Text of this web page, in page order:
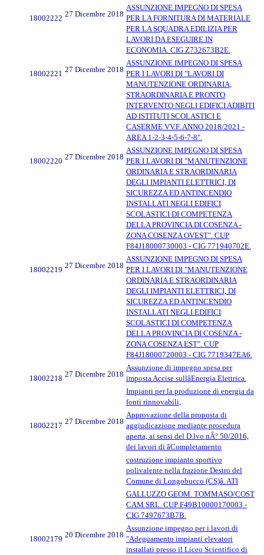
18002222 27 Dicembre 2018
ASSUNZIONE IMPEGNO DI SPESA
PER LA FORNITURA DI MATERIALE
PER LA SQUADRA EDILIZIA PER
LAVORI DA ESEGUIRE IN
ECONOMIA. CIG Z732673B2E.
18002221 27 Dicembre 2018
ASSUNZIONE IMPEGNO DI SPESA
PER I LAVORI DI "LAVORI DI
MANUTENZIONE ORDINARIA,
STRAORDINARIA E PRONTO
INTERVENTO NEGLI EDIFICI ADIBITI
AD ISTITUTI SCOLASTICI E
CASERME VV.F. ANNO 2018/2021 -
AREA 1-2-3-4-5-6-7-8".
18002220 27 Dicembre 2018
ASSUNZIONE IMPEGNO DI SPESA
PER I LAVORI DI "MANUTENZIONE
ORDINARIA E STRAORDINARIA
DEGLI IMPIANTI ELETTRICI, DI
SICUREZZA ED ANTINCENDIO
INSTALLATI NEGLI EDIFICI
SCOLASTICI DI COMPETENZA
DELLA PROVINCIA DI COSENZA -
ZONA COSENZA OVEST". CUP
F84J18000730003 - CIG 771940702E.
18002219 27 Dicembre 2018
ASSUNZIONE IMPEGNO DI SPESA
PER I LAVORI DI "MANUTENZIONE
ORDINARIA E STRAORDINARIA
DEGLI IMPIANTI ELETTRICI, DI
SICUREZZA ED ANTINCENDIO
INSTALLATI NEGLI EDIFICI
SCOLASTICI DI COMPETENZA
DELLA PROVINCIA DI COSENZA -
ZONA COSENZA EST". CUP
F84J18000720003 - CIG 7719347EA6.
18002218 27 Dicembre 2018
Assunzione di impegno spesa per
imposta Accise sullâEnergia Elettrica.
Impianti per la produzione di energia da
fonti rinnovabili,
18002217 27 Dicembre 2018
Approvazione della proposta di
aggiudicazione mediante procedura
aperta, ai sensi del D.lvo nÂ° 50/2016,
dei lavori di âCompletamento
costruzione impianto sportivo
polivalente nella frazione Destro del
Comune di Longobucco (CS)â. ATI
GALLUZZO GEOM. TOMMASO/COST
CAM SRL. CUP F49B10000170003 -
CIG 7497673B7B.
18002179 20 Dicembre 2018
Assunzione impegno per i lavori di
"Adeguamento impianti elevatori
installati presso il Liceo Scientifico di